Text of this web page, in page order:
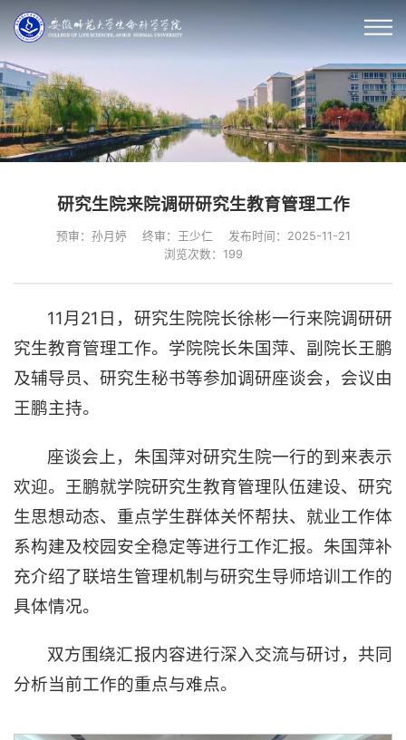
研究生院来院调研研究生教育管理工作
预审：孙月婷 终审：王少仁
发布时间：2025-11-21
浏览次数： 199
11月21日，研究生院院长徐彬一行来院调研研
究生教育管理工作。学院院长朱国萍、副院长王鹏
及辅导员、研究生秘书等参加调研座谈会，会议由
王鹏主持。
座谈会上，朱国萍对研究生院一行的到来表示
欢迎。王鹏就学院研究生教育管理队伍建设、研究
生思想动态、重点学生群体关怀帮扶、就业工作体
系构建及校园安全稳定等进行工作汇报。朱国萍补
充介绍了联培生管理机制与研究生导师培训工作的
具体情况。
双方围绕汇报内容进行深入交流与研讨，共同
分析当前工作的重点与难点。